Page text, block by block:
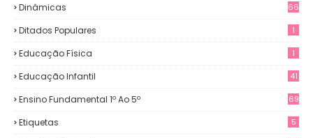
Dinâmicas 66
Ditados Populares 1
Educação Física 1
Educação Infantil 41
Ensino Fundamental 1º Ao 5º 69
Etiquetas 5